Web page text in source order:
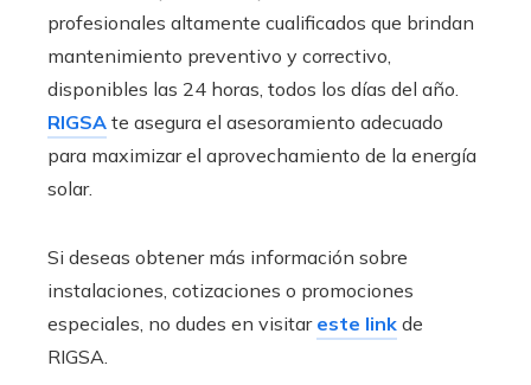
profesionales altamente cualificados que brindan
mantenimiento preventivo y correctivo,
disponibles las 24 horas, todos los días del año.
RIGSA te asegura el asesoramiento adecuado
para maximizar el aprovechamiento de la energía
solar.
Si deseas obtener más información sobre
instalaciones, cotizaciones o promociones
especiales, no dudes en visitar este link de
RIGSA.